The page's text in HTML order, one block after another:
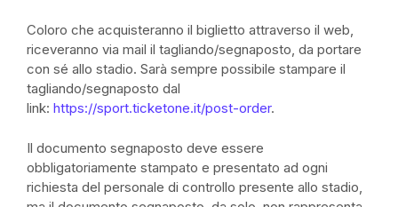
Coloro che acquisteranno il biglietto attraverso il web,
riceveranno via mail il tagliando/segnaposto, da portare
con sé allo stadio. Sarà sempre possibile stampare il
tagliando/segnaposto dal
link: https://sport.ticketone.it/post-order.
Il documento segnaposto deve essere
obbligatoriamente stampato e presentato ad ogni
richiesta del personale di controllo presente allo stadio,